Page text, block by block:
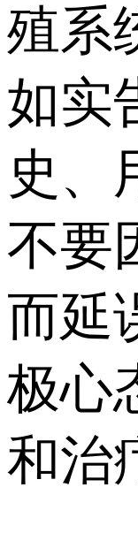
殖系
如实
史、
不要
而延
极心
和治